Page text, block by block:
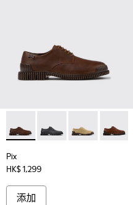
色皮鞋。
008
K100998-007
Norman - K100998-005
Norman - K100998-003
Norman -Norman -
Pix - K101076-010 - 男裝啡
Pix - K101076-008
Pix - Pix -
Pix
HK$ 1,299
添加